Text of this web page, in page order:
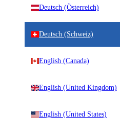
Deutsch (Österreich)
Deutsch (Schweiz)
English (Canada)
English (United Kingdom)
English (United States)